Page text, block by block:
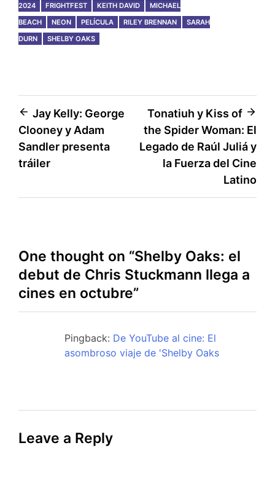
2024
FRIGHTFEST KEITH DAVID
MICHAEL
BEACH
NEON PELÍCULA RILEY BRENNAN
SARAH
DURN
SHELBY OAKS
Post
navigation
Jay Kelly: George
Clooney y Adam
Sandler presenta
tráiler
Tonatiuh y Kiss of
the Spider Woman: El
Legado de Raúl Juliá y
la Fuerza del Cine
Latino
One thought on “Shelby Oaks: el
debut de Chris Stuckmann llega a
cines en octubre”
Pingback: De YouTube al cine: El
asombroso viaje de 'Shelby Oaks
Leave a Reply